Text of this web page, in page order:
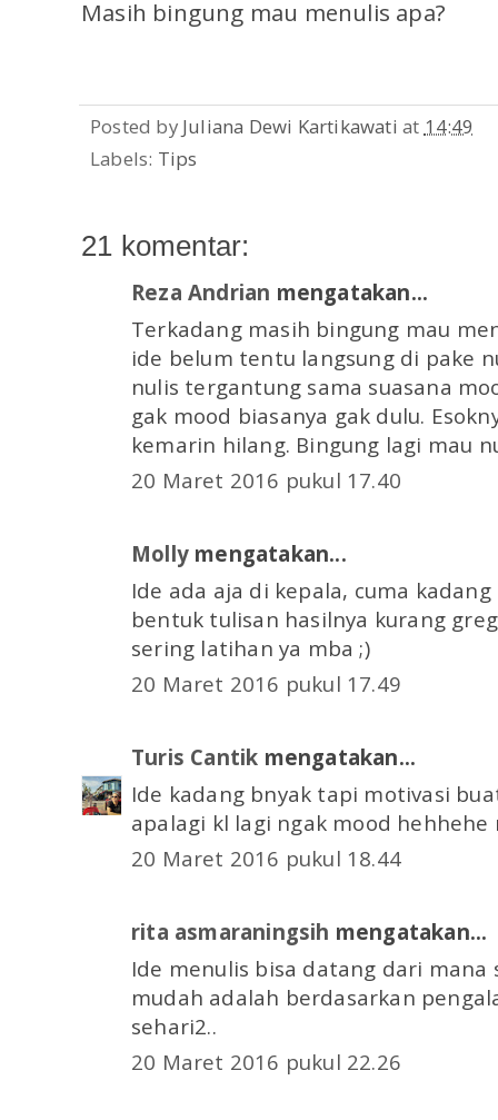
Masih bingung mau menulis apa?
Posted by Juliana Dewi Kartikawati at 14:49
Labels: Tips
21 komentar:
Reza Andrian mengatakan...
Terkadang masih bingung mau
ide belum tentu langsung di pake
nulis tergantung sama suasana
gak mood biasanya gak dulu.
kemarin hilang. Bingung lagi mau
20 Maret 2016 pukul 17.40
Molly mengatakan...
Ide ada aja di kepala, cuma
bentuk tulisan hasilnya kurang
sering latihan ya mba ;)
20 Maret 2016 pukul 17.49
Turis Cantik mengatakan...
Ide kadang bnyak tapi motivasi
apalagi kl lagi ngak mood hehhehe
20 Maret 2016 pukul 18.44
rita asmaraningsih mengatakan...
Ide menulis bisa datang dari mana
mudah adalah berdasarkan
sehari2..
20 Maret 2016 pukul 22.26